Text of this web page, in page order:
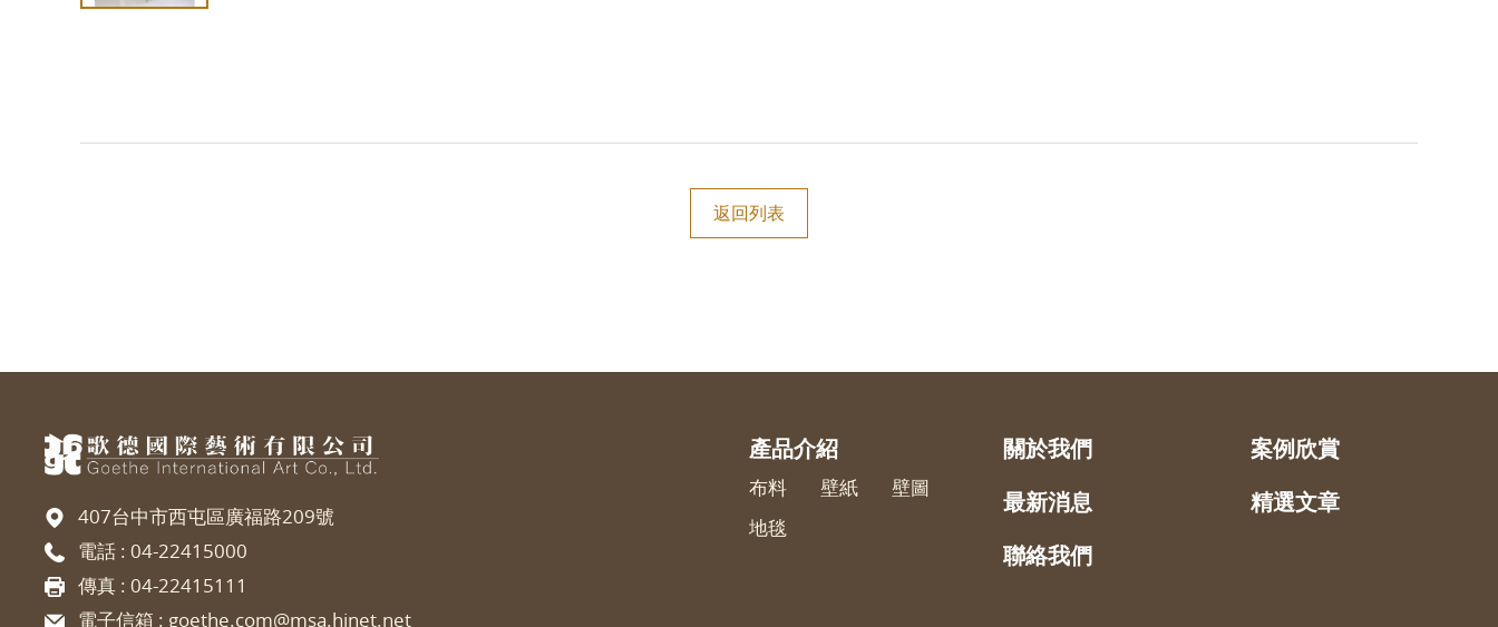
返回列表
產品介紹
布料 壁紙
壁圖
地毯
關於我們
案例欣賞
最新消息
精選文章
聯絡我們
407台中市西屯區廣福路209號
電話 : 04-22415000
傳真 : 04-22415111
電子信箱 : goethe.com@msa.hinet.net